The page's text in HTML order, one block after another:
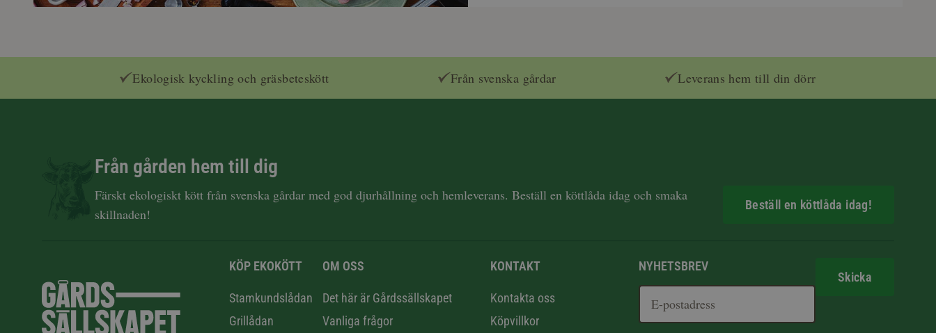
Ekologisk kyckling och gräsbeteskött Från svenska gårdar Leverans hem till din dörr
Från gården hem till dig
Färskt ekologiskt kött från svenska gårdar med god djurhållning och hemleverans. Beställ en köttlåda idag och smaka
skillnaden!
Beställ en köttlåda idag!
KÖP EKOKÖTT
Stamkundslådan
Grillådan
OM OSS
Det här är Gårdssällskapet
Vanliga frågor
KONTAKT
Kontakta oss
Köpvillkor
NYHETSBREV
Skicka